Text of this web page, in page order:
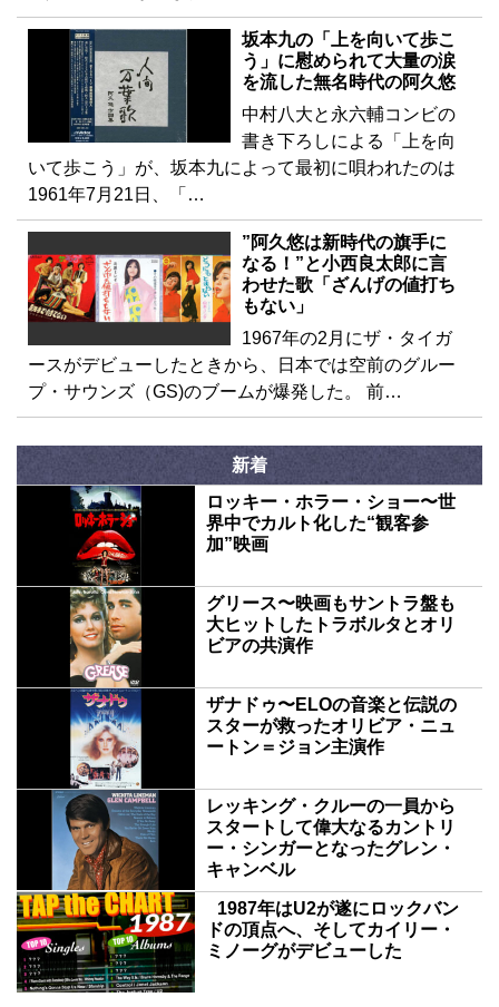
坂本九の「上を向いて歩こ
う」に慰められて大量の涙
を流した無名時代の阿久悠
中村八大と永六輔コンビの
書き下ろしによる「上を向
いて歩こう」が、坂本九によって最初に唄われたのは
1961年7月21日、「…
”阿久悠は新時代の旗手に
なる！”と小西良太郎に言
わせた歌「ざんげの値打ち
もない」
1967年の2月にザ・タイガ
ースがデビューしたときから、日本では空前のグルー
プ・サウンズ（GS)のブームが爆発した。 前…
新着
ロッキー・ホラー・ショー〜世
界中でカルト化した“観客参
加”映画
グリース〜映画もサントラ盤も
大ヒットしたトラボルタとオリ
ビアの共演作
ザナドゥ〜ELOの音楽と伝説の
スターが救ったオリビア・ニュ
ートン＝ジョン主演作
レッキング・クルーの一員から
スタートして偉大なるカントリ
ー・シンガーとなったグレン・
キャンベル
1987年はU2が遂にロックバン
ドの頂点へ、そしてカイリー・
ミノーグがデビューした